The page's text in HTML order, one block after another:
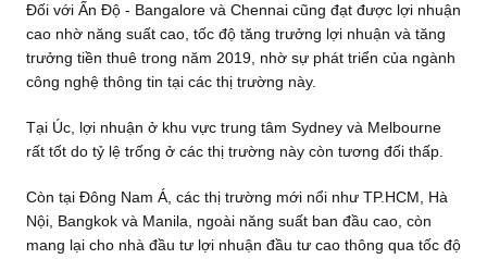
Đối với Ấn Độ - Bangalore và Chennai cũng đạt được lợi nhuận
cao nhờ năng suất cao, tốc độ tăng trưởng lợi nhuận và tăng
trưởng tiền thuê trong năm 2019, nhờ sự phát triển của ngành
công nghệ thông tin tại các thị trường này.
Tại Úc, lợi nhuận ở khu vực trung tâm Sydney và Melbourne
rất tốt do tỷ lệ trống ở các thị trường này còn tương đối thấp.
Còn tại Đông Nam Á, các thị trường mới nổi như TP.HCM, Hà
Nội, Bangkok và Manila, ngoài năng suất ban đầu cao, còn
mang lại cho nhà đầu tư lợi nhuận đầu tư cao thông qua tốc độ